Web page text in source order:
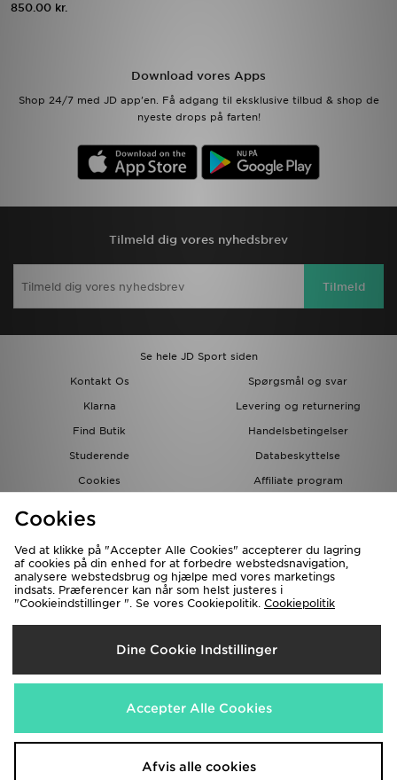
850.00 kr.
Download vores Apps
Shop 24/7 med JD app'en. Få adgang til eksklusive tilbud & shop de
nyeste drops på farten!
Tilmeld dig vores nyhedsbrev
Tilmeld
Se hele JD Sport siden
Kontakt Os
Spørgsmål og svar
Klarna
Levering og returnering
Find Butik
Handelsbetingelser
Studerende
Databeskyttelse
Cookies
Affiliate program
Forsendelse Til
Danmark
Vi accepterer de følgende betalingsmetoder
Besøg vores samarbejdspartneres websites
Mine beskeder
Hjælp & information
Cookies
Ved at klikke på "Accepter Alle Cookies" accepterer du lagring
af cookies på din enhed for at forbedre webstedsnavigation,
analysere webstedsbrug og hjælpe med vores marketings
indsats. Præferencer kan når som helst justeres i
"Cookieindstillinger ". Se vores Cookiepolitik. Cookiepolitik
Dine Cookie Indstillinger
Accepter Alle Cookies
Afvis alle cookies